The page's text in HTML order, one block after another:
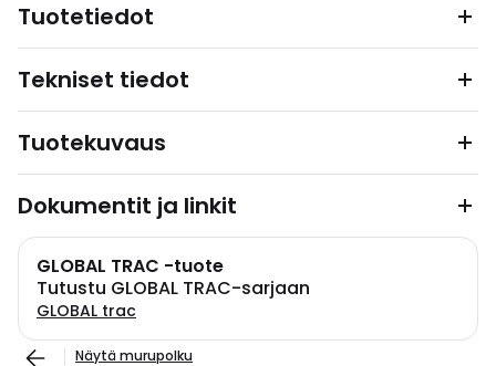
Tuotetiedot
Tekniset tiedot
Tuotekuvaus
Dokumentit ja linkit
GLOBAL TRAC -tuote
Tutustu GLOBAL TRAC-sarjaan
GLOBAL trac
Näytä murupolku